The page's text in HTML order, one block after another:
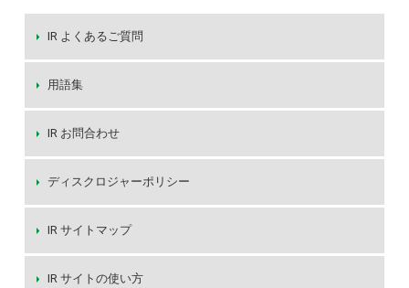
IR よくあるご質問
用語集
IR お問合わせ
ディスクロジャーポリシー
IR サイトマップ
IR サイトの使い方